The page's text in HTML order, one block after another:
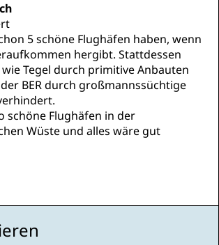
5 schöne Flughäfen haben, wenn
hergibt. Stattdessen
Tegel durch primitive Anbauten
BER durch großmannssüchtige
schöne Flughäfen in der
Wüste und alles wäre gut